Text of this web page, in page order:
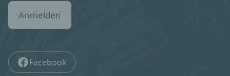
Anmelden
Facebook